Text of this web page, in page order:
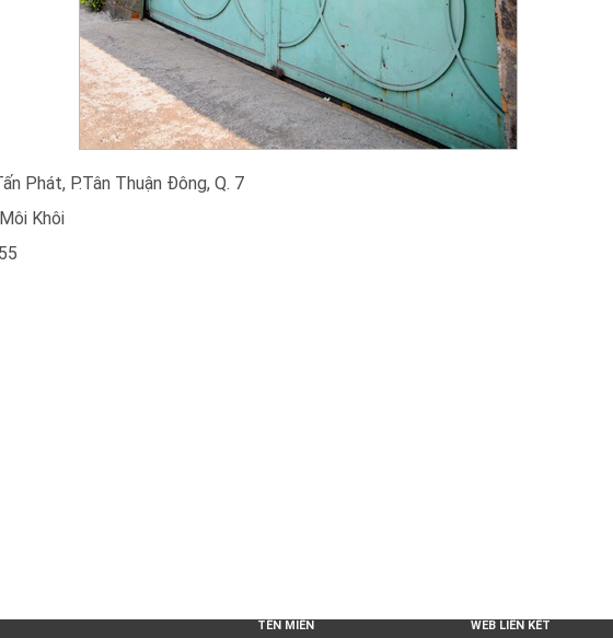
Phát, P.Tân Thuận Đông, Q. 7
Khôi
TÊN MIỀN WEB LIÊN KẾT